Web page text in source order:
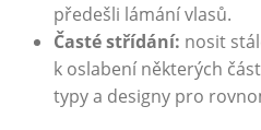
předešli lámání vlasů.
Časté střídání: nosit
k oslabení některých
typy a designy pro